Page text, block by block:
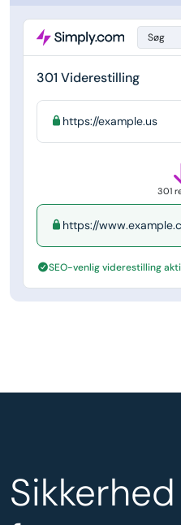
Søg
301 Viderestilling
https://example.us
301
https://
SEO-venlig viderestilling